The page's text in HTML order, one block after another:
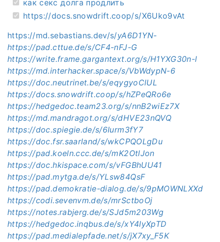
как секс долга продлить
https://docs.snowdrift.coop/s/X6Uko9vAt
https://md.sebastians.dev/s/yA6D1YN-
https://pad.cttue.de/s/CF4-nFJ-G
https://write.frame.gargantext.org/s/H1YXG30n-l
https://md.interhacker.space/s/VbWdypN-6
https://doc.neutrinet.be/s/eqygyoClUL
https://docs.snowdrift.coop/s/hZPeQRo6e
https://hedgedoc.team23.org/s/nnB2wiEz7X
https://md.mandragot.org/s/dHVE23nQVQ
https://doc.spiegie.de/s/6Iurm3fY7
https://doc.fsr.saarland/s/wkCPQOLgDu
https://pad.koeln.ccc.de/s/mK2OtlJon
https://doc.hkispace.com/s/vFGBhUU41
https://pad.mytga.de/s/YLsw84QsF
https://pad.demokratie-dialog.de/s/9pMOWNLXXd
https://codi.sevenvm.de/s/mrSctboOj
https://notes.rabjerg.de/s/SJd5m203Wg
https://hedgedoc.inqbus.de/s/xY4IyXpTD
https://pad.medialepfade.net/s/jX7xy_F5K